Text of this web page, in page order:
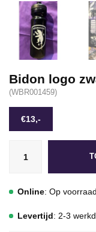
Bidon logo
(WBR001459)
€13,-
Online: Op voorraad
Levertijd: 2-3